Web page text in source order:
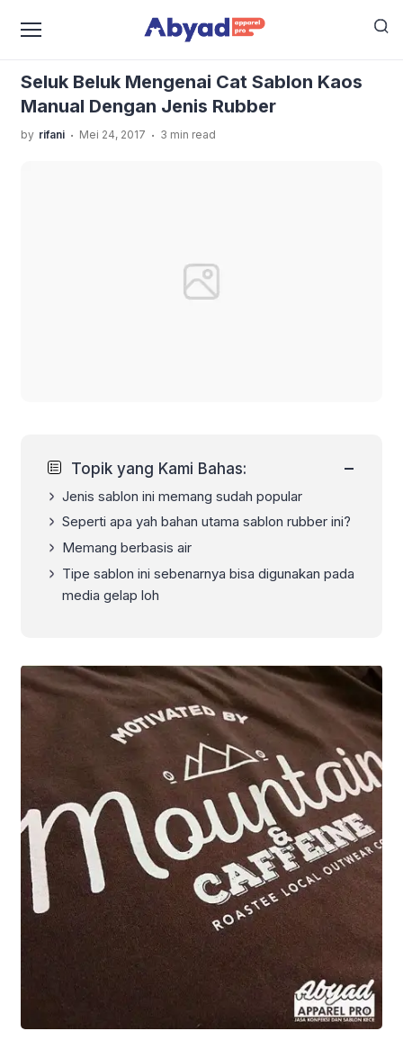
›Seluk Beluk Mengenai Cat
Seluk Beluk Mengenai Cat Sablon Kaos
Manual Dengan Jenis Rubber
by rifani . Mei 24, 2017 . 3 min read
Topik yang Kami Bahas: −
Jenis sablon ini memang sudah popular
Seperti apa yah bahan utama sablon rubber ini?
Memang berbasis air
Tipe sablon ini sebenarnya bisa digunakan pada
media gelap loh